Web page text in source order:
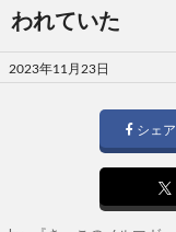
われていた
投
稿
2023年11月23日
シェア